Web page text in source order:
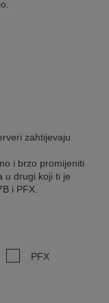
zahtijevaju
i brzo promijeniti
u drugi koji ti je
i PFX.
PFX